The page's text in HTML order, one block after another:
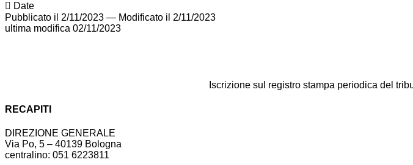
Date
Pubblicato il 2/11/2023 — Modificato il 2/11/2023
ultima modifica 02/11/2023
Iscrizione sul registro stampa periodica del
RECAPITI
DIREZIONE GENERALE
Via Po, 5 – 40139 Bologna
centralino: 051 6223811